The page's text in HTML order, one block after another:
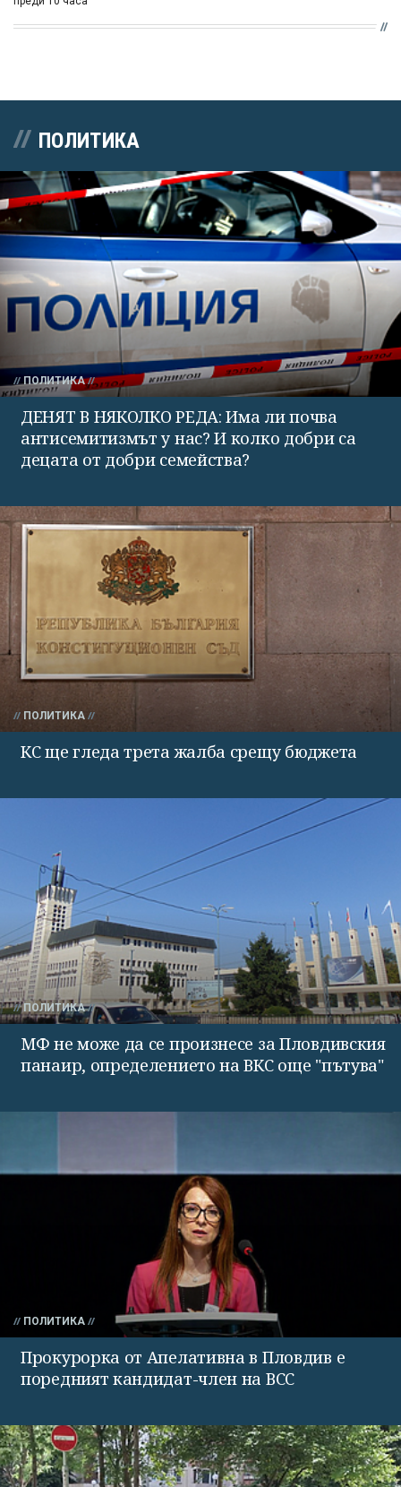
ПОЛИТИКА
ПОЛИТИКА
ДЕНЯТ В НЯКОЛКО РЕДА: Има ли почва
антисемитизмът у нас? И колко добри са
децата от добри семейства?
ПОЛИТИКА
КС ще гледа трета жалба срещу бюджета
ПОЛИТИКА
МФ не може да се произнесе за Пловдивския
панаир, определението на ВКС още "пътува"
ПОЛИТИКА
Прокурорка от Апелативна в Пловдив е
поредният кандидат-член на ВСС